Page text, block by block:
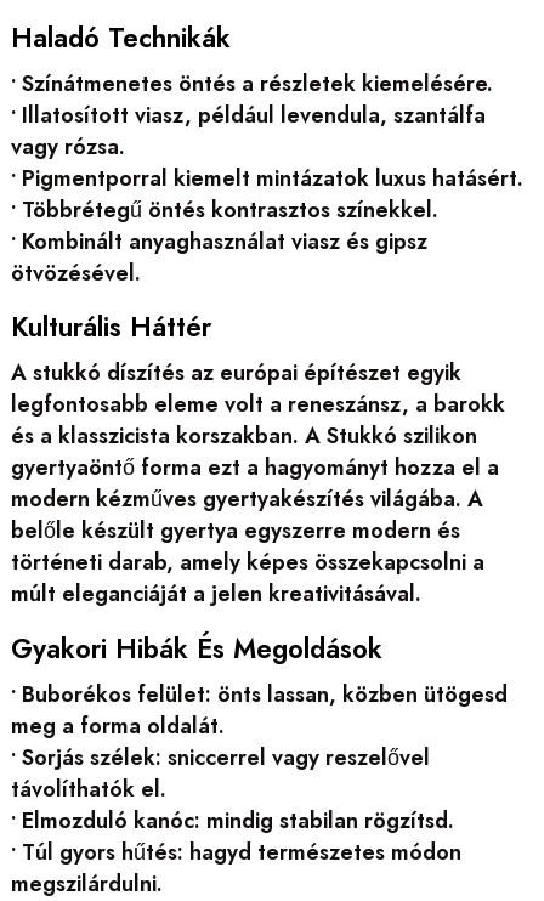
Haladó Technikák
• Színátmenetes öntés a részletek kiemelésére.
• Illatosított viasz, például levendula, szantálfa
vagy rózsa.
• Pigmentporral kiemelt mintázatok luxus hatásért.
• Többrétegű öntés kontrasztos színekkel.
• Kombinált anyaghasználat viasz és gipsz
ötvözésével.
Kulturális Háttér
A stukkó díszítés az európai építészet egyik
legfontosabb eleme volt a reneszánsz, a barokk
és a klasszicista korszakban. A Stukkó szilikon
gyertyaöntő forma ezt a hagyományt hozza el a
modern kézműves gyertyakészítés világába. A
belőle készült gyertya egyszerre modern és
történeti darab, amely képes összekapcsolni a
múlt eleganciáját a jelen kreativitásával.
Gyakori Hibák És Megoldások
• Buborékos felület: önts lassan, közben ütögesd
meg a forma oldalát.
• Sorjás szélek: sniccerrel vagy reszelővel
távolíthatók el.
• Elmozduló kanóc: mindig stabilan rögzítsd.
• Túl gyors hűtés: hagyd természetes módon
megszilárdulni.